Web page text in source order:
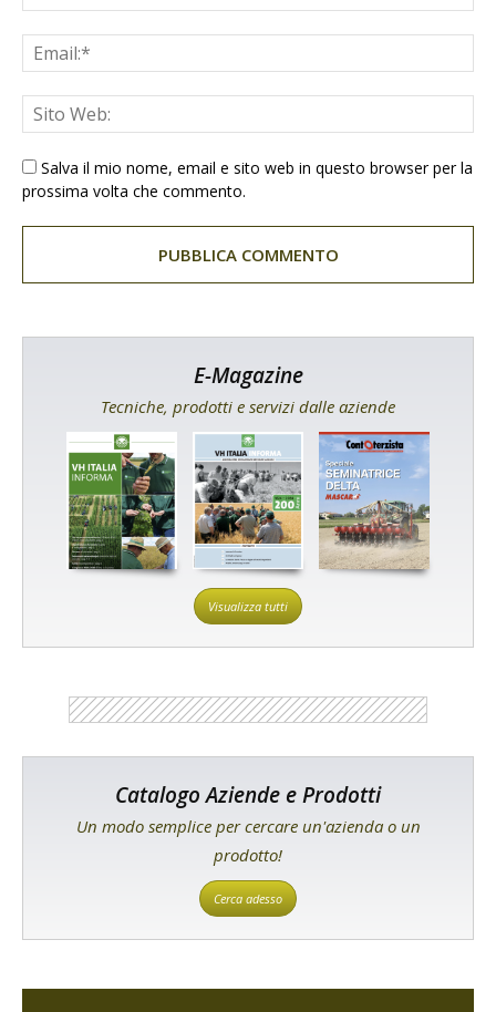
Salva il mio nome, email e sito web in questo browser per la
prossima volta che commento.
E-Magazine
Tecniche, prodotti e servizi dalle aziende
Visualizza tutti
Catalogo Aziende e Prodotti
Un modo semplice per cercare un'azienda o un
prodotto!
Cerca adesso